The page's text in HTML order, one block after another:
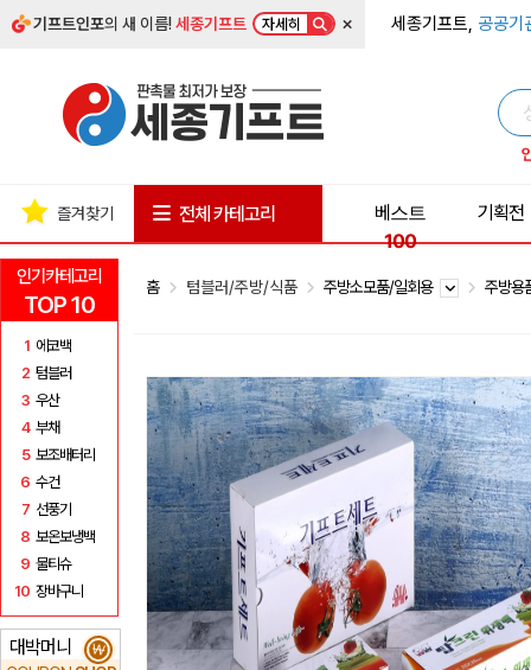
기프트인포의 새 이름!세종기프트 자세히 × 세종기프트, 공공기
인기카테고리
TOP 10
1 에코백
2 텀블러
3 우산
4 부채
5 보조배터리
6 수건
7 선풍기
8 보온보냉백
9 물티슈
10 장바구니
대박머니 ₩
즐겨찾기 전체 카테고리
베스트
100
기획전
홈 텀블러/주방/식품 주방소모품/일회용 주방